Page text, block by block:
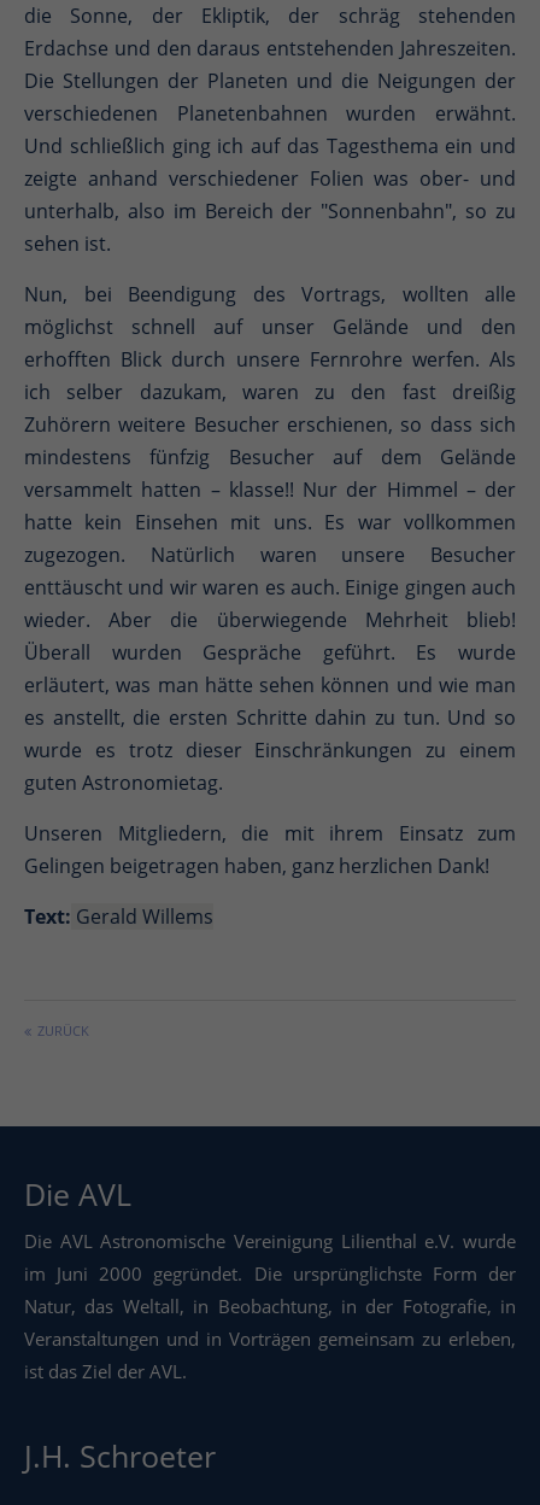
die Sonne, der Ekliptik, der schräg stehenden
Erdachse und den daraus entstehenden Jahreszeiten.
Die Stellungen der Planeten und die Neigungen der
verschiedenen Planetenbahnen wurden erwähnt.
Und schließlich ging ich auf das Tagesthema ein und
zeigte anhand verschiedener Folien was ober- und
unterhalb, also im Bereich der "Sonnenbahn", so zu
sehen ist.
Nun, bei Beendigung des Vortrags, wollten alle
möglichst schnell auf unser Gelände und den
erhofften Blick durch unsere Fernrohre werfen. Als
ich selber dazukam, waren zu den fast dreißig
Zuhörern weitere Besucher erschienen, so dass sich
mindestens fünfzig Besucher auf dem Gelände
versammelt hatten – klasse!! Nur der Himmel – der
hatte kein Einsehen mit uns. Es war vollkommen
zugezogen. Natürlich waren unsere Besucher
enttäuscht und wir waren es auch. Einige gingen auch
wieder. Aber die überwiegende Mehrheit blieb!
Überall wurden Gespräche geführt. Es wurde
erläutert, was man hätte sehen können und wie man
es anstellt, die ersten Schritte dahin zu tun. Und so
wurde es trotz dieser Einschränkungen zu einem
guten Astronomietag.
Unseren Mitgliedern, die mit ihrem Einsatz zum
Gelingen beigetragen haben, ganz herzlichen Dank!
Text: Gerald Willems
ZURÜCK
Die AVL
Die AVL Astronomische Vereinigung Lilienthal e.V. wurde
im Juni 2000 gegründet. Die ursprünglichste Form der
Natur, das Weltall, in Beobachtung, in der Fotografie, in
Veranstaltungen und in Vorträgen gemeinsam zu erleben,
ist das Ziel der AVL.
J.H. Schroeter